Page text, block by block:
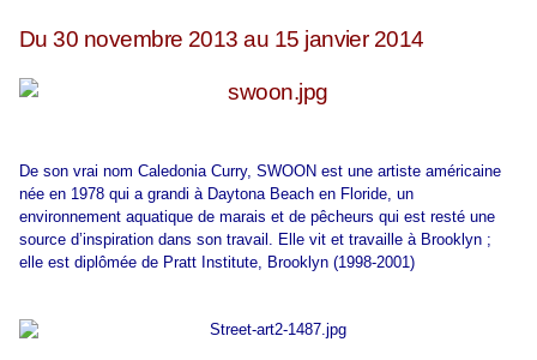
Du 30 novembre 2013 au 15 janvier 2014
De son vrai nom Caledonia Curry, SWOON est une artiste américaine
née en 1978 qui a grandi à Daytona Beach en Floride, un
environnement aquatique de marais et de pêcheurs qui est resté une
source d’inspiration dans son travail. Elle vit et travaille à Brooklyn ;
elle est diplômée de Pratt Institute, Brooklyn (1998-2001)